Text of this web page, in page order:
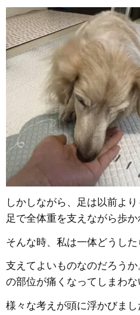
しかしながら、足は以前よ
足で全体重を支えながら歩か
そんな時、私は一体どうした
支えてよいものなのだろう
の部位が痛くなってしまわな
様々な考えが頭に浮かびまし